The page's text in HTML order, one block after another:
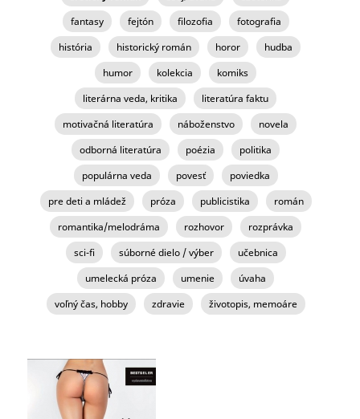
fantasy
fejtón filozofia
fotografia
história
historický román horor
hudba
humor
kolekcia
komiks
literárna veda, kritika
literatúra faktu
motivačná literatúra
náboženstvo
novela
odborná literatúra
poézia
politika
populárna veda
povesť
poviedka
pre deti a mládež
próza publicistika
román
romantika/melodráma
rozhovor
rozprávka
sci-fi
súborné dielo / výber
učebnica
umelecká próza
umenie
úvaha
voľný čas, hobby
zdravie životopis, memoáre